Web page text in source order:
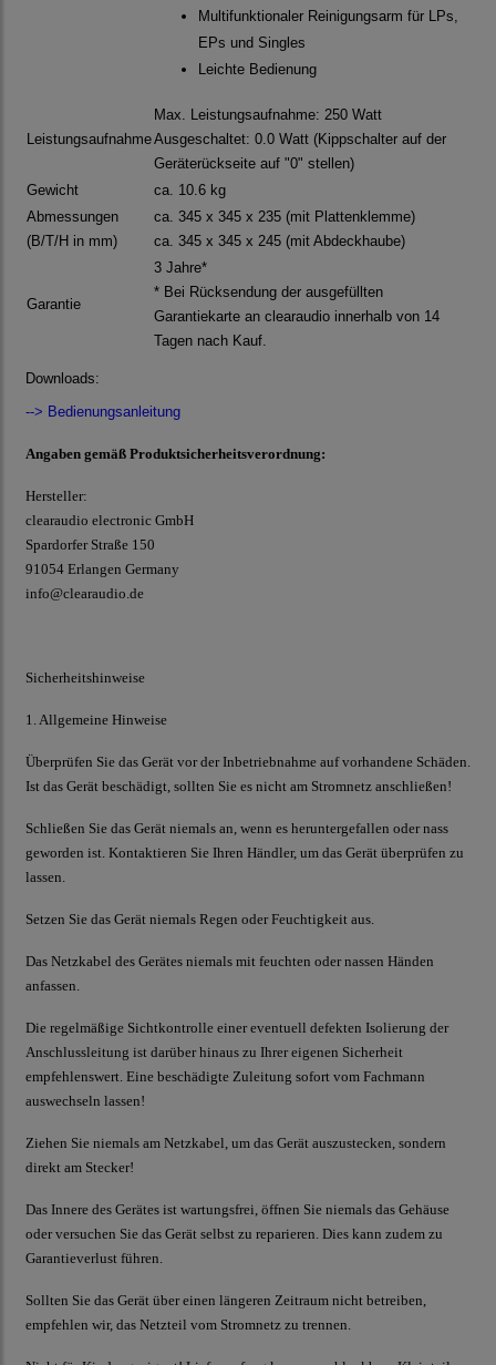
Multifunktionaler Reinigungsarm für LPs,
EPs und Singles
Leichte Bedienung
Leistungsaufnahme
Max. Leistungsaufnahme: 250 Watt
Ausgeschaltet: 0.0 Watt (Kippschalter auf der
Geräterückseite auf "0" stellen)
Gewicht
ca. 10.6 kg
Abmessungen
(B/T/H in mm)
ca. 345 x 345 x 235 (mit Plattenklemme)
ca. 345 x 345 x 245 (mit Abdeckhaube)
Garantie
3 Jahre*
* Bei Rücksendung der ausgefüllten
Garantiekarte an clearaudio innerhalb von 14
Tagen nach Kauf.
Downloads:
--> Bedienungsanleitung
Angaben gemäß Produktsicherheitsverordnung:
Hersteller:
clearaudio electronic GmbH
Spardorfer Straße 150
91054 Erlangen Germany
info@clearaudio.de
Sicherheitshinweise
1. Allgemeine Hinweise
Überprüfen Sie das Gerät vor der Inbetriebnahme auf vorhandene Schäden.
Ist das Gerät beschädigt, sollten Sie es nicht am Stromnetz anschließen!
Schließen Sie das Gerät niemals an, wenn es heruntergefallen oder nass
geworden ist. Kontaktieren Sie Ihren Händler, um das Gerät überprüfen zu
lassen.
Setzen Sie das Gerät niemals Regen oder Feuchtigkeit aus.
Das Netzkabel des Gerätes niemals mit feuchten oder nassen Händen
anfassen.
Die regelmäßige Sichtkontrolle einer eventuell defekten Isolierung der
Anschlussleitung ist darüber hinaus zu Ihrer eigenen Sicherheit
empfehlenswert. Eine beschädigte Zuleitung sofort vom Fachmann
auswechseln lassen!
Ziehen Sie niemals am Netzkabel, um das Gerät auszustecken, sondern
direkt am Stecker!
Das Innere des Gerätes ist wartungsfrei, öffnen Sie niemals das Gehäuse
oder versuchen Sie das Gerät selbst zu reparieren. Dies kann zudem zu
Garantieverlust führen.
Sollten Sie das Gerät über einen längeren Zeitraum nicht betreiben,
empfehlen wir, das Netzteil vom Stromnetz zu trennen.